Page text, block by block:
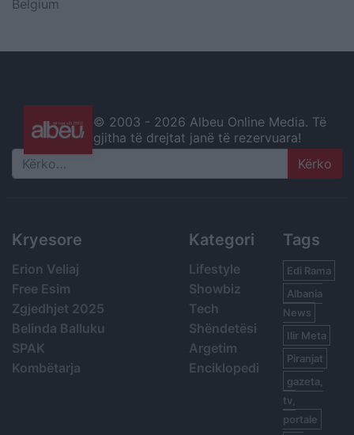
Belgium
© 2003 - 2026 Albeu Online Media. Të
gjitha të drejtat janë të rezervuara!
Search
Kryesore
Erion Veliaj
Free Esim
Zgjedhjet 2025
Belinda Balluku
SPAK
Kombëtarja
Kategori
Lifestyle
Showbiz
Tech
Shëndetësi
Argetim
Enciklopedi
Tags
Edi Rama
Albania
News
Ilir Meta
Piranjat
gazeta,
tv,
portale